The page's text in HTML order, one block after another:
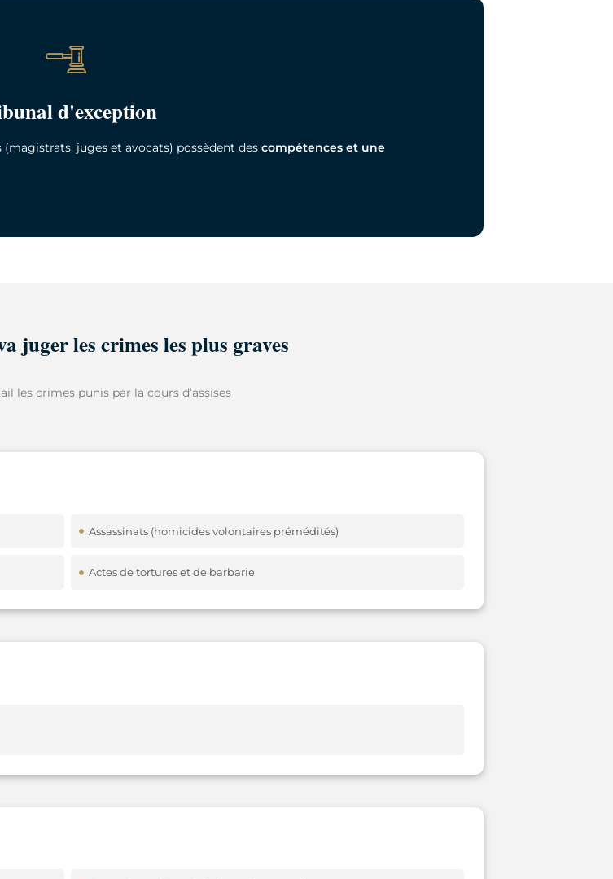
d'exception
(magistrats, juges et avocats) possèdent descompétences et une
juger les crimes les plus graves
les crimes punis par la cours d’assises
Assassinats (homicides volontaires prémédités)
Actes de tortures et de barbarie